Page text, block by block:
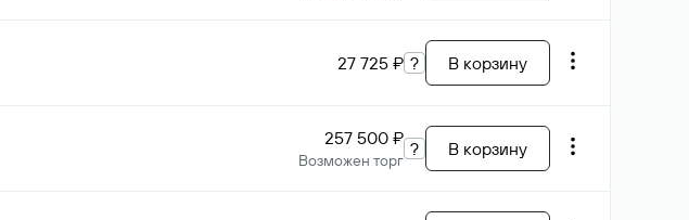
27 725 ₽ ? В корзину
257 500 ₽
Возможен торг
? В корзину